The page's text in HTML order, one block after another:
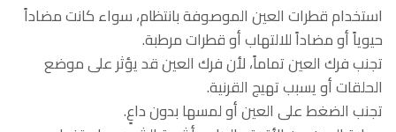
استخدام قطرات العين الموصوفة بانتظام، سواء كانت مضاداً
حيوياً أو مضاداً للالتهاب أو قطرات مرطبة.
تجنب فرك العين تماماً، لأن فرك العين قد يؤثر على موضع
الحلقات أو يسبب تهيج القرنية.
تجنب الضغط على العين أو لمسها بدون داعٍ.